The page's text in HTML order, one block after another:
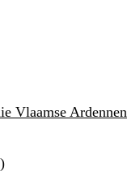
Vlaamse Ardennen